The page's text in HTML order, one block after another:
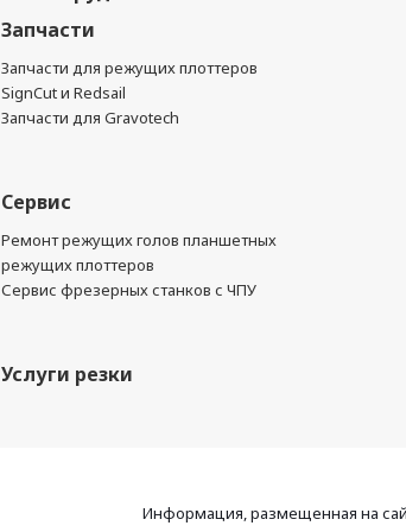
Запчасти
Запчасти для режущих плоттеров
SignCut и Redsail
Запчасти для Gravotech
Сервис
Ремонт режущих голов планшетных
режущих плоттеров
Сервис фрезерных станков с ЧПУ
Услуги резки
Информация, размещенная на